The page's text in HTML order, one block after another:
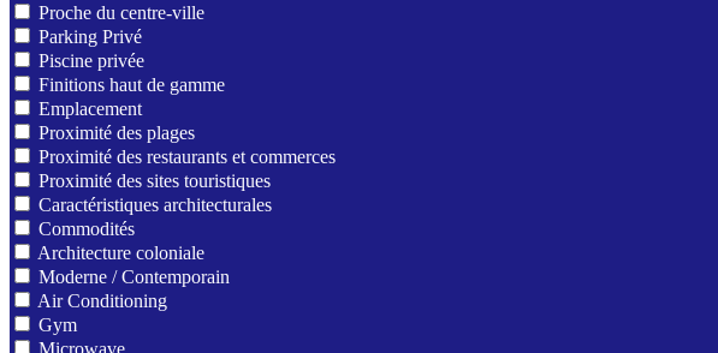
Proche du centre-ville
Parking Privé
Piscine privée
Finitions haut de gamme
Emplacement
Proximité des plages
Proximité des restaurants et commerces
Proximité des sites touristiques
Caractéristiques architecturales
Commodités
Architecture coloniale
Moderne / Contemporain
Air Conditioning
Gym
Microwave